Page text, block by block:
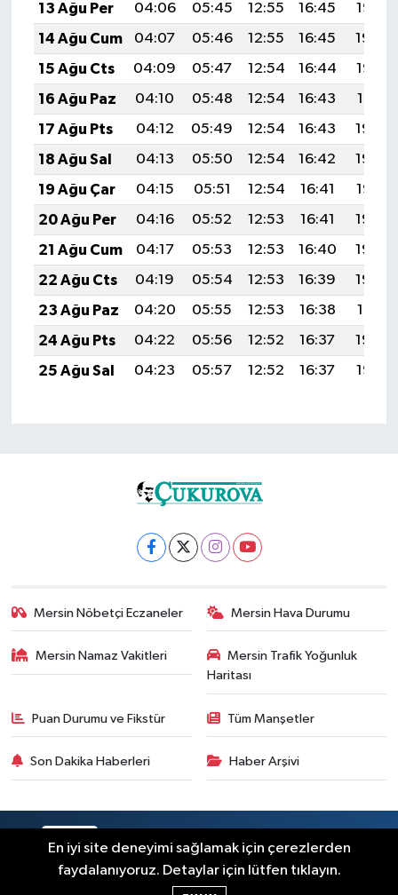
13 Ağu Per
04:06 05:45 12:55 16:45
19:55
14 Ağu Cum
04:07 05:46 12:55 16:45
19:54
15 Ağu Cts
04:09 05:47 12:54 16:44
19:52
16 Ağu Paz
04:10 05:48 12:54 16:43
19:51
17 Ağu Pts
04:12 05:49 12:54 16:43
19:50
18 Ağu Sal
04:13 05:50 12:54 16:42
19:48
19 Ağu Çar
04:15 05:51 12:54 16:41
19:47
20 Ağu Per
04:16 05:52 12:53 16:41
19:45
21 Ağu Cum
04:17 05:53 12:53 16:40
19:44
22 Ağu Cts
04:19 05:54 12:53 16:39
19:42
23 Ağu Paz
04:20 05:55 12:53 16:38
19:41
24 Ağu Pts
04:22 05:56 12:52 16:37
19:39
25 Ağu Sal
04:23 05:57 12:52 16:37 19:38
Mersin Nöbetçi Eczaneler Mersin Hava Durumu
Mersin Namaz Vakitleri
Mersin Trafik Yoğunluk
Haritası
Puan Durumu ve Fikstür Tüm Manşetler
Son Dakika Haberleri Haber Arşivi
En iyi site deneyimi sağlamak için çerezlerden
faydalanıyoruz. Detaylar için lütfen tıklayın.